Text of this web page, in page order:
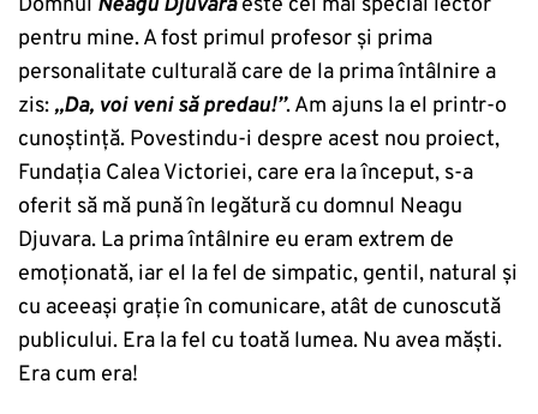
pentru mine. A fost primul profesor și prima
personalitate culturală care de la prima întâlnire a
zis:„Da, voi veni să predau!”. Am ajuns la el printr-o
cunoștință. Povestindu-i despre acest nou proiect,
Fundația Calea Victoriei, care era la început, s-a
oferit să mă pună în legătură cu domnul Neagu
Djuvara. La prima întâlnire eu eram extrem de
emoționată, iar el la fel de simpatic, gentil, natural și
cu aceeași grație în comunicare, atât de cunoscută
publicului. Era la fel cu toată lumea. Nu avea măști.
Era cum era!